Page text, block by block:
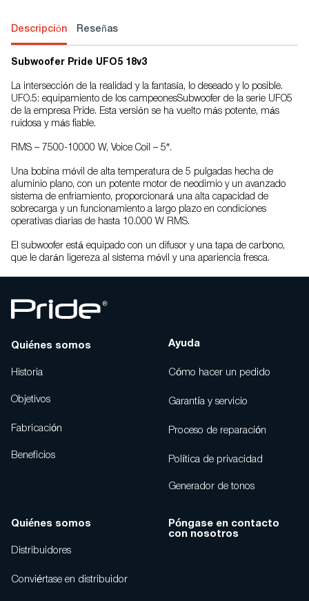
Descripción Reseñas
Subwoofer Pride UFO5 18v3
La intersección de la realidad y la fantasía, lo deseado y lo posible.
UFO.5: equipamiento de los campeonesSubwoofer de la serie UFO5
de la empresa Pride. Esta versión se ha vuelto más potente, más
ruidosa y más fiable.
RMS – 7500-10000 W, Voice Coil – 5″.
Una bobina móvil de alta temperatura de 5 pulgadas hecha de
aluminio plano, con un potente motor de neodimio y un avanzado
sistema de enfriamiento, proporcionará una alta capacidad de
sobrecarga y un funcionamiento a largo plazo en condiciones
operativas diarias de hasta 10.000 W RMS.
El subwoofer está equipado con un difusor y una tapa de carbono,
que le darán ligereza al sistema móvil y una apariencia fresca.
Quiénes somos
Historia
Objetivos
Fabricación
Beneficios
Ayuda
Cómo hacer un pedido
Garantía y servicio
Proceso de reparación
Política de privacidad
Generador de tonos
Quiénes somos
Distribuidores
Conviértase en distribuidor
Póngase en contacto
con nosotros